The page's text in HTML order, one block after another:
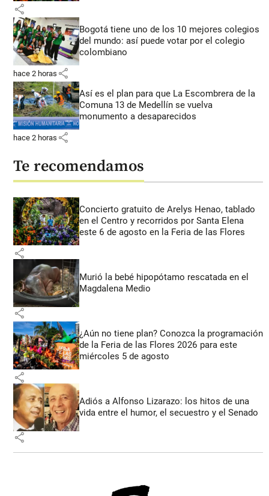
share
Bogotá tiene uno de los 10 mejores colegios
del mundo: así puede votar por el colegio
colombiano
hace 2 horas share
Así es el plan para que La Escombrera de la
Comuna 13 de Medellín se vuelva
monumento a desaparecidos
hace 2 horas share
Te recomendamos
Concierto gratuito de Arelys Henao, tablado
en el Centro y recorridos por Santa Elena
este 6 de agosto en la Feria de las Flores
share
Murió la bebé hipopótamo rescatada en el
Magdalena Medio
share
¿Aún no tiene plan? Conozca la programación
de la Feria de las Flores 2026 para este
miércoles 5 de agosto
share
Adiós a Alfonso Lizarazo: los hitos de una
vida entre el humor, el secuestro y el Senado
share